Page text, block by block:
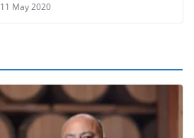
11 May 2020